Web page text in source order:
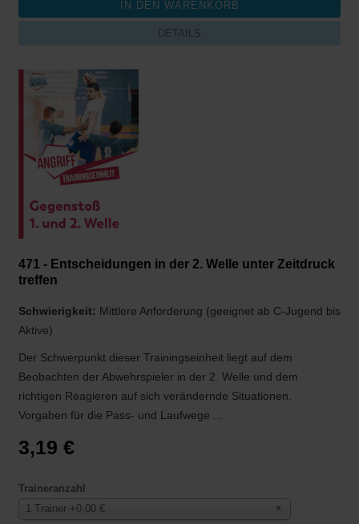
DETAILS
471 - Entscheidungen in der 2. Welle unter Zeitdruck
treffen
Schwierigkeit: Mittlere Anforderung (geeignet ab C-Jugend bis
Aktive)
Der Schwerpunkt dieser Trainingseinheit liegt auf dem
Beobachten der Abwehrspieler in der 2. Welle und dem
richtigen Reagieren auf sich verändernde Situationen.
Vorgaben für die Pass- und Laufwege ...
3,19 €
Traineranzahl
1 Trainer +0,00 €